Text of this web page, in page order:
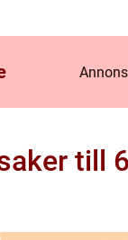
till